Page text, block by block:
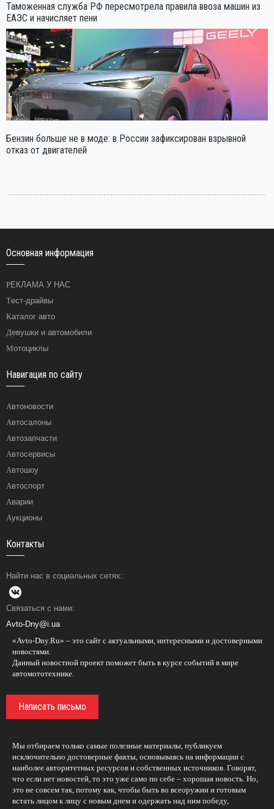
Таможенная служба РФ пересмотрела правила ввоза машин из
ЕАЭС и начисляет пени
Бензин больше не в моде: в России зафиксирован взрывной
отказ от двигателей
Основная информация
РЕКЛАМА У НАС
Тест-драйвы
Каталог авто
Девушки и автомобили
Мотоциклы
Навигация по сайту
Автоновости
Автосалоны
Автозапчасти
Автосервисы
Автошоу
Автоспорт
Аварии
Аукционы
Контакты
Найти нас в социальных сетях:
Связаться с нами:
Avto-Dny@i.ua
«Avto-Dny.Ru» – это сайт с актуальными, интересными и достоверными
новостями.
Данный новостной проект поможет быть в курсе событий в мире
автомототехнике.
Написать письмо
Мы отбираем только самые полезные материалы, публикуем
исключительно достоверные факты, основываясь на информации с
наиболее авторитетных ресурсов и собственных источников. Говорят,
что если нет новостей, то это уже само по себе – хорошая новость. Но,
это не совсем так, потому как, чтобы быть во всеоружии и готовым
встать лицом к лицу с новым днем и одержать над ним победу,